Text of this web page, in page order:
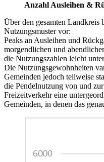
Anzahl Ausleihen &
Über den gesamten Landkreis
Nutzungsmuster vor:
Peaks an Ausleihen und
morgendlichen und
die Nutzungszahlen leicht
Die Nutzungsgewohnheiten
Gemeinden jedoch teilweise
die Pendelnutzung von und
Freizeitverkehr eine
Gemeinden, in denen das